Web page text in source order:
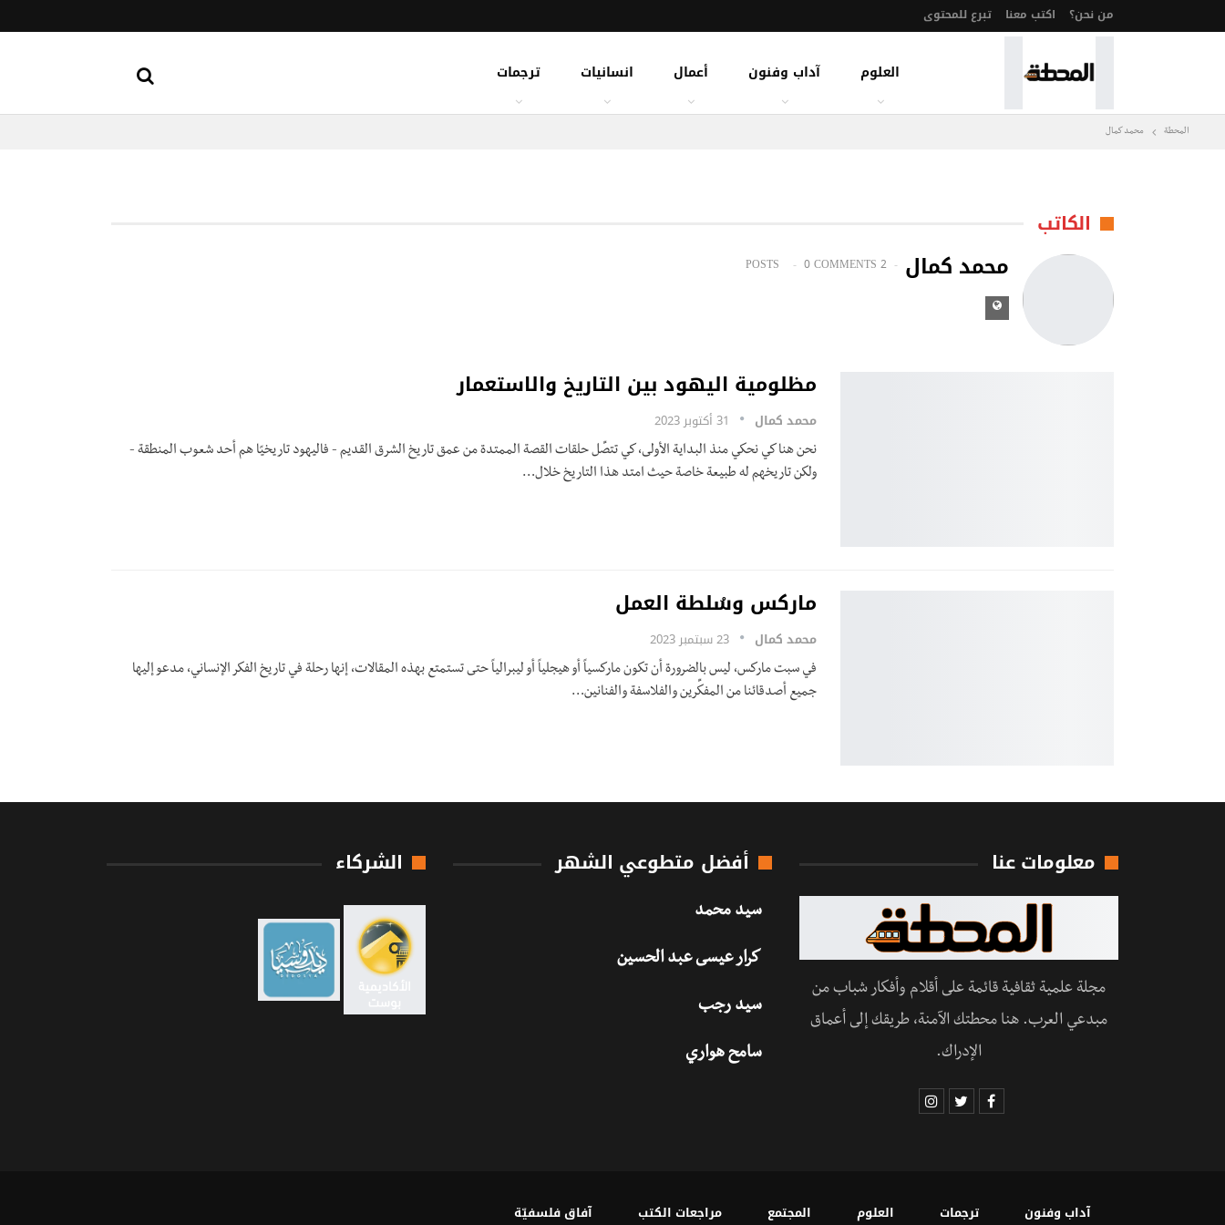
من نحن؟ اكتب معنا تبرع للمحتوى
العلوم آداب وفنون أعمال انسانيات ترجمات
المحطة محمد كمال
الكاتب
محمد كمال 2 POSTS
0 COMMENTS
مظلومية اليهود بين التاريخ والاستعمار
محمد كمال 31 أكتوبر 2023
نحن هنا كي نحكي منذ البداية الأولى، كي تتصِّل حلقات القصة الممتدة من عمق تاريخ الشرق القديم - فاليهود تاريخيًا هم أحد شعوب المنطقة -
ولكن تاريخهم له طبيعة خاصة حيث امتد هذا التاريخ خلال…
ماركس وسُلطة العمل
محمد كمال 23 سبتمبر 2023
في سبت ماركس، ليس بالضرورة أن تكون ماركسياً أو هيجلياً أو ليبرالياً حتى تستمتع بهذه المقالات، إنها رحلة في تاريخ الفكر الإنساني، مدعو إليها
جميع أصدقائنا من المفكِّرين والفلاسفة والفنانين…
معلومات عنا
مجلة علمية ثقافية قائمة على أقلام وأفكار شباب من
مبدعي العرب. هنا محطتك الآمنة، طريقك إلى أعماق
الإدراك.
أفضل متطوعي الشهر
سيد محمد
كرار عيسى عبد الحسين
سيد رجب
سامح هواري
الشركاء
آداب وفنون ترجمات العلوم المجتمع مراجعات الكتب آفاق فلسفيّة‎